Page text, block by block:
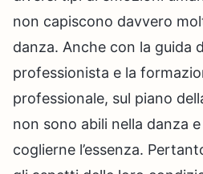
non capiscono davvero
danza. Anche con la guida
professionista e la
professionale, sul piano
non sono abili nella danza
coglierne l’essenza.